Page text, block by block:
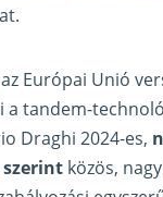
Európai Unió
a tandem-
Draghi 2024-es,
közös,